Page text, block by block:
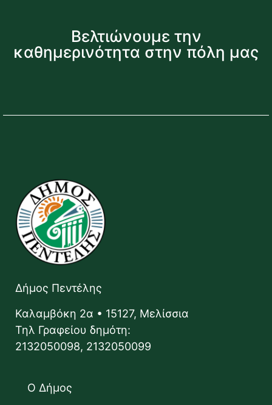
Βελτιώνουμε την
καθημερινότητα στην πόλη μας
Δήμος Πεντέλης
Καλαμβόκη 2α • 15127, Μελίσσια
Τηλ Γραφείου δημότη:
2132050098, 2132050099
Ο Δήμος